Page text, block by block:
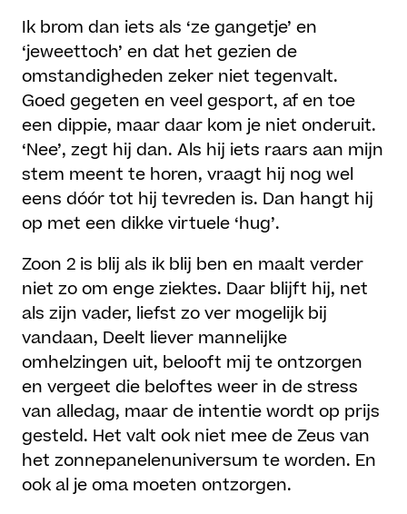
Ik brom dan iets als ‘ze gangetje’ en
‘jeweettoch’ en dat het gezien de
omstandigheden zeker niet tegenvalt.
Goed gegeten en veel gesport, af en toe
een dippie, maar daar kom je niet onderuit.
‘Nee’, zegt hij dan. Als hij iets raars aan mijn
stem meent te horen, vraagt hij nog wel
eens dóór tot hij tevreden is. Dan hangt hij
op met een dikke virtuele ‘hug’.
Zoon 2 is blij als ik blij ben en maalt verder
niet zo om enge ziektes. Daar blijft hij, net
als zijn vader, liefst zo ver mogelijk bij
vandaan, Deelt liever mannelijke
omhelzingen uit, belooft mij te ontzorgen
en vergeet die beloftes weer in de stress
van alledag, maar de intentie wordt op prijs
gesteld. Het valt ook niet mee de Zeus van
het zonnepanelenuniversum te worden. En
ook al je oma moeten ontzorgen.